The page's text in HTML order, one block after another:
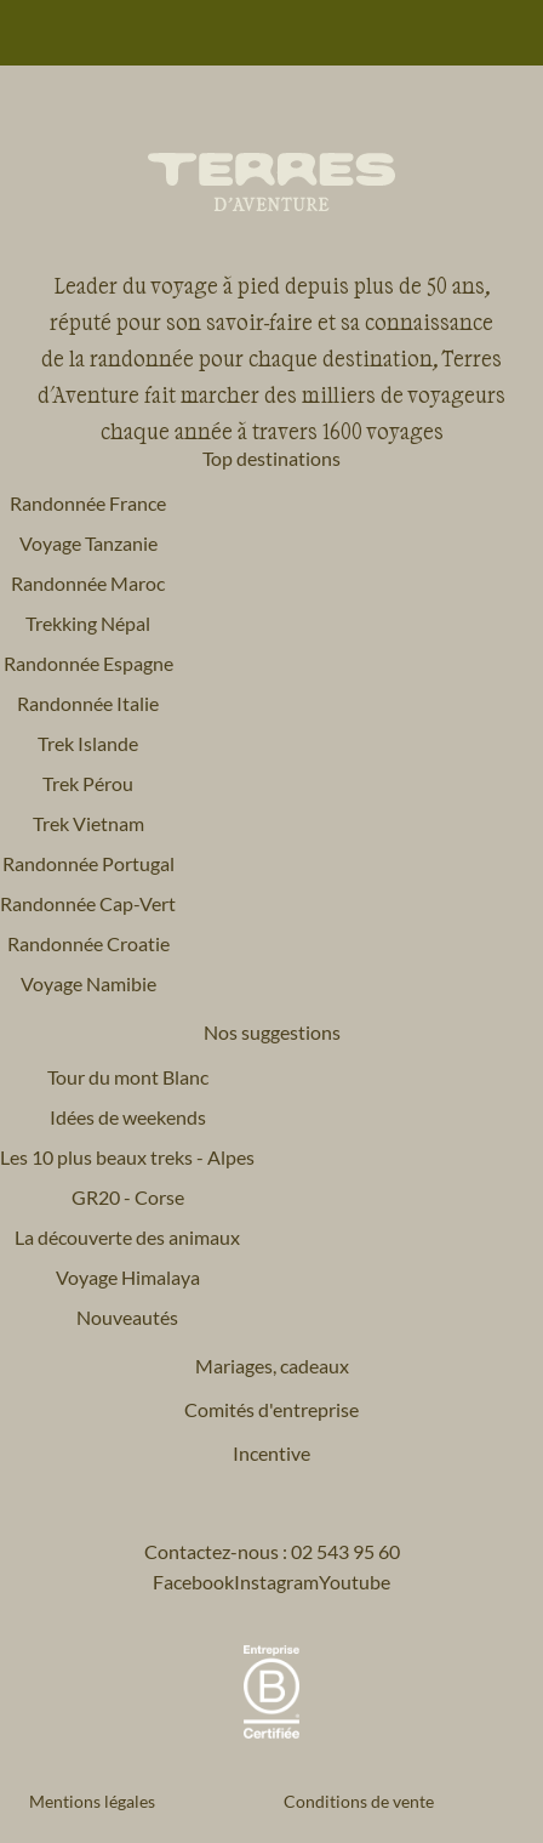
Leader du voyage à pied depuis plus de 50 ans,
réputé pour son savoir-faire et sa connaissance
de la randonnée pour chaque destination, Terres
d'Aventure fait marcher des milliers de voyageurs
chaque année à travers 1600 voyages
Top destinations
Randonnée France
Voyage Tanzanie
Randonnée Maroc
Trekking Népal
Randonnée Espagne
Randonnée Italie
Trek Islande
Trek Pérou
Trek Vietnam
Randonnée Portugal
Randonnée Cap-Vert
Randonnée Croatie
Voyage Namibie
Nos suggestions
Tour du mont Blanc
Idées de weekends
Les 10 plus beaux treks - Alpes
GR20 - Corse
La découverte des animaux
Voyage Himalaya
Nouveautés
Mariages, cadeaux
Comités d'entreprise
Incentive
Contactez-nous : 02 543 95 60
FacebookInstagramYoutube
Mentions légales Conditions de vente